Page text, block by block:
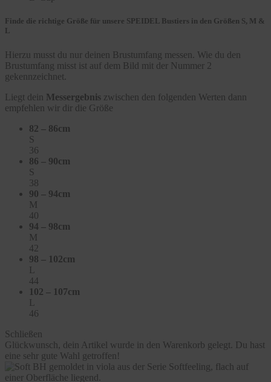
Finde die richtige Größe für unsere SPEIDEL Bustiers in den Größen S, M &
L
Hierzu musst du nur deinen Brustumfang messen. Wie du den
Brustumfang misst ist auf dem Bild mit der Nummer 2
gekennzeichnet.
Liegt dein Messergebnis zwischen den folgenden Werten dann
empfehlen wir dir die Größe
82 – 86cm
S
36
86 – 90cm
S
38
90 – 94cm
M
40
94 – 98cm
M
42
98 – 102cm
L
44
102 – 107cm
L
46
Schließen
Glückwunsch, dein Artikel wurde in den Warenkorb gelegt. Du hast
eine sehr gute Wahl getroffen!